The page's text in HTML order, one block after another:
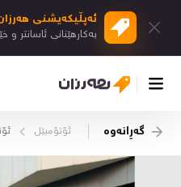
ئەپڵیكەیشنی
بەكارهێنانی ئاسانتر و
گەڕانەوە ئۆتۆمبێل